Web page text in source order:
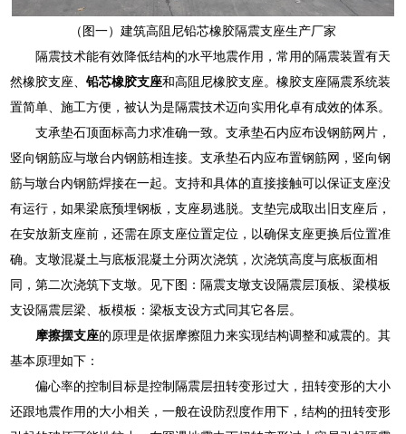
（图一）建筑高阻尼铅芯橡胶隔震支座生产厂家
隔震技术能有效降低结构的水平地震作用，常用的隔震装置有天
然橡胶支座、铅芯橡胶支座和高阻尼橡胶支座。橡胶支座隔震系统装
置简单、施工方便，被认为是隔震技术迈向实用化卓有成效的体系。
支承垫石顶面标高力求准确一致。支承垫石内应布设钢筋网片，
竖向钢筋应与墩台内钢筋相连接。支承垫石内应布置钢筋网，竖向钢
筋与墩台内钢筋焊接在一起。支持和具体的直接接触可以保证支座没
有运行，如果梁底预埋钢板，支座易逃脱。支垫完成取出旧支座后，
在安放新支座前，还需在原支座位置定位，以确保支座更换后位置准
确。支墩混凝土与底板混凝土分两次浇筑，次浇筑高度与底板面相
同，第二次浇筑下支墩。见下图：隔震支墩支设隔震层顶板、梁模板
支设隔震层梁、板模板：梁板支设方式同其它各层。
摩擦摆支座的原理是依据摩擦阻力来实现结构调整和减震的。其
基本原理如下：
偏心率的控制目标是控制隔震层扭转变形过大，扭转变形的大小
还跟地震作用的大小相关，一般在设防烈度作用下，结构的扭转变形